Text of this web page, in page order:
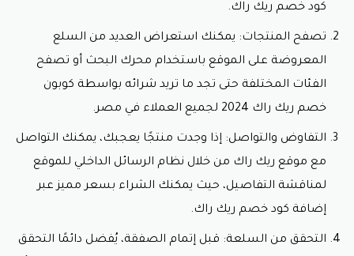
المستلزمات المنزلية: يمكنك العثور على مجموعة من
الخاص.
سجاد: تقدم ريك راك مجموعة مميزة من السجاد لتضفي
لمسة من الدفء والأناقة على أرضيتك.
مع هذه الأقسام المتنوعة، يمكن للعملاء استكشاف واختيار
موقع ريك راك الذي يوفر كافة المنتجات بسعر بسيط مع
كوبون خصم ريك راك 2024 لجميع العملاء في مصر.
كود خصم ريك راك
كود الخصم هو فرصة رائعة للعملاء للحصول على منتجات
ذات جودة عالية بأسعار مخفضة على موقع ريك راك. إنه
كود خصم ريك راك.
تصفح المنتجات: يمكنك استعراض العديد من السلع
المعروضة على الموقع باستخدام محرك البحث أو تصفح
الفئات المختلفة حتى تجد ما تريد شرائه بواسطة كوبون
خصم ريك راك 2024 لجميع العملاء في مصر.
التفاوض والتواصل: إذا وجدت منتجًا يعجبك، يمكنك التواصل
مع موقع ريك راك من خلال نظام الرسائل الداخلي للموقع
لمناقشة التفاصيل، حيث يمكنك الشراء بسعر مميز عبر
إضافة كود خصم ريك راك.
التحقق من السلعة: قبل إتمام الصفقة، يُفضل دائمًا التحقق